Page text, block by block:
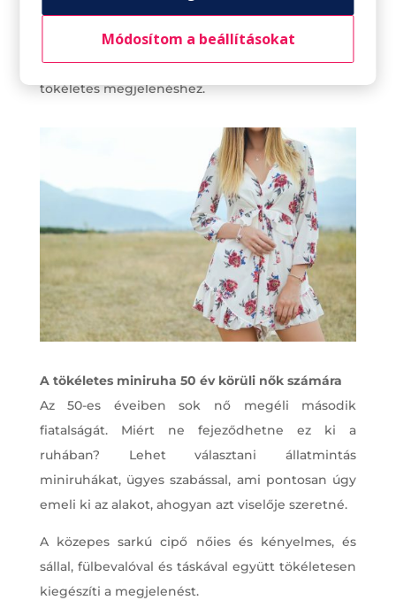
Az ékszerek elengedhetetlenek ahhoz, hogy a
megjelenést elegánsabbá tegyék. Egy csinos
platform vagy szandál remek választás a
tökéletes megjelenéshez.
A tökéletes miniruha 50 év körüli nők számára
Az 50-es éveiben sok nő megéli második
fiatalságát. Miért ne fejeződhetne ez ki a
ruhában? Lehet választani állatmintás
miniruhákat, ügyes szabással, ami pontosan úgy
emeli ki az alakot, ahogyan azt viselője szeretné.
A közepes sarkú cipő nőies és kényelmes, és
sállal, fülbevalóval és táskával együtt tökéletesen
kiegészíti a megjelenést.
Módosítom a beállításokat